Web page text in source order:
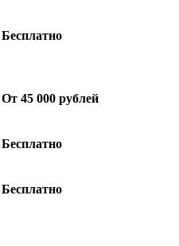
Бесплатно
От 45 000 рублей
Бесплатно
Бесплатно